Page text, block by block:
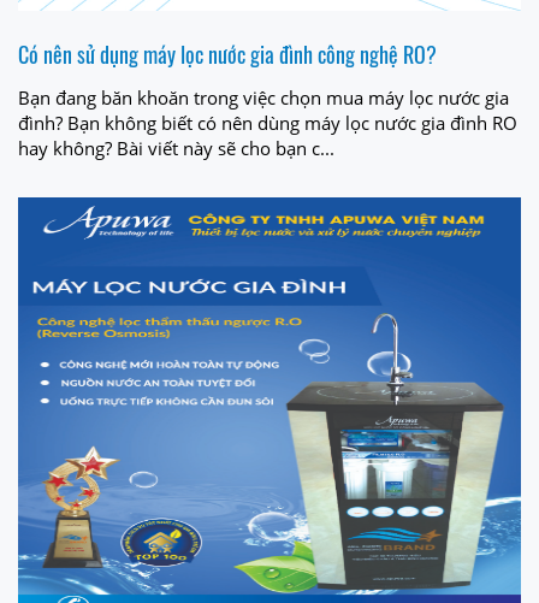
Có nên sử dụng máy lọc nước gia đình công nghệ RO?
Bạn đang băn khoăn trong việc chọn mua máy lọc nước gia
đình? Bạn không biết có nên dùng máy lọc nước gia đình RO
hay không? Bài viết này sẽ cho bạn c...